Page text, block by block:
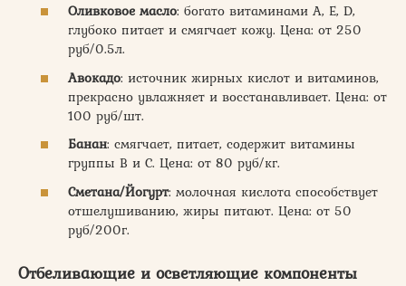
Оливковое масло: богато витаминами A, E, D,
глубоко питает и смягчает кожу. Цена: от 250
руб/0.5л.
Авокадо: источник жирных кислот и витаминов,
прекрасно увлажняет и восстанавливает. Цена: от
100 руб/шт.
Банан: смягчает, питает, содержит витамины
группы B и C. Цена: от 80 руб/кг.
Сметана/Йогурт: молочная кислота способствует
отшелушиванию, жиры питают. Цена: от 50
руб/200г.
Отбеливающие и осветляющие компоненты